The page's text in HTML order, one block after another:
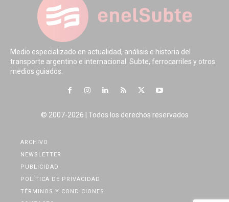
Medio especializado en actualidad, análisis e historia del
transporte argentino e internacional. Subte, ferrocarriles y otros
medios guiados.
© 2007-2026 | Todos los derechos reservados
ARCHIVO
NEWSLETTER
PUBLICIDAD
POLÍTICA DE PRIVACIDAD
TÉRMINOS Y CONDICIONES